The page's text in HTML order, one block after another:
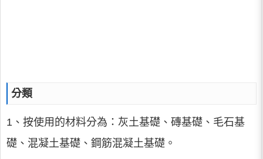
分類
1、按使用的材料分為：灰土基礎、磚基礎、毛石基
礎、混凝土基礎、鋼筋混凝土基礎。